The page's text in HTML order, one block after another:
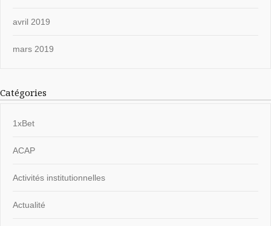
avril 2019
mars 2019
Catégories
1xBet
ACAP
Activités institutionnelles
Actualité